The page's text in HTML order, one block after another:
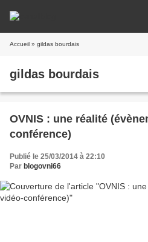
Accueil » gildas bourdais
gildas bourdais
OVNIS : une réalité
conférence)
Publié le 25/03/2014 à 22:10
Par blogovni66